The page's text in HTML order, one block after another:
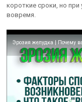
короткие сроки, но
вовремя.
Эрозия желудка | Почему